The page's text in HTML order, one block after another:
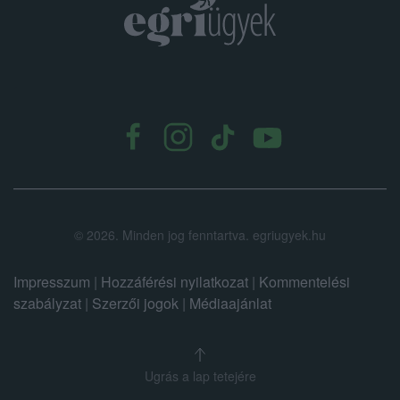
© 2026. Minden jog fenntartva. egriugyek.hu
Impresszum | Hozzáférési nyilatkozat | Kommentelési
szabályzat | Szerzői jogok | Médiaajánlat
Ugrás a lap tetejére